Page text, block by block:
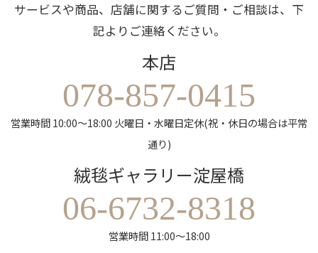
サービスや商品、店舗に関するご質問・ご相談は、下
記よりご連絡ください。
本店
078-857-0415
営業時間 10:00～18:00 火曜日・水曜日定休(祝・休日の場合は平常
通り)
絨毯ギャラリー淀屋橋
06-6732-8318
営業時間 11:00～18:00